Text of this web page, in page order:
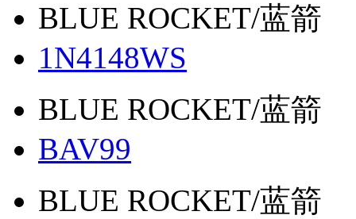
BLUE ROCKET/蓝箭
1N4148WS
BLUE ROCKET/蓝箭
BAV99
BLUE ROCKET/蓝箭